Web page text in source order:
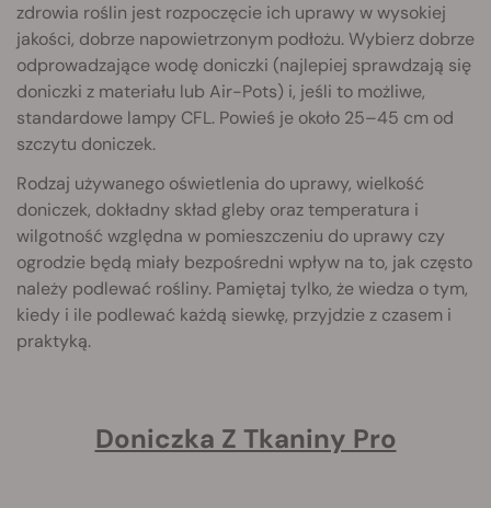
zdrowia roślin jest rozpoczęcie ich uprawy w wysokiej
jakości, dobrze napowietrzonym podłożu. Wybierz dobrze
odprowadzające wodę doniczki (najlepiej sprawdzają się
doniczki z materiału lub Air-Pots) i, jeśli to możliwe,
standardowe lampy CFL. Powieś je około 25–45 cm od
szczytu doniczek.
Rodzaj używanego oświetlenia do uprawy, wielkość
doniczek, dokładny skład gleby oraz temperatura i
wilgotność względna w pomieszczeniu do uprawy czy
ogrodzie będą miały bezpośredni wpływ na to, jak często
należy podlewać rośliny. Pamiętaj tylko, że wiedza o tym,
kiedy i ile podlewać każdą siewkę, przyjdzie z czasem i
praktyką.
Doniczka Z Tkaniny Pro